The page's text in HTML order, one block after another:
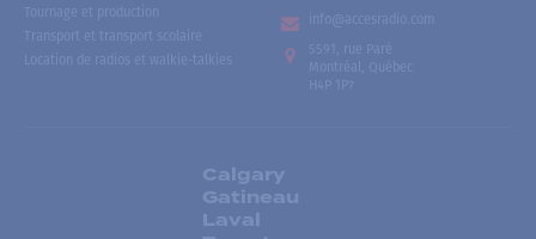
Tournage et production
Transport et transport scolaire
Location de radios et walkie-talkies
info@accesradio.com
5591, rue Paré
Montréal, Québec
H4P 1P7
Calgary
Gatineau
Laval